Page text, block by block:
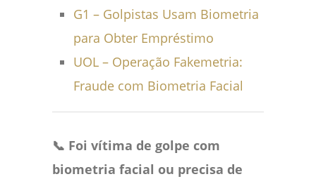
G1 – Golpistas Usam Biometria
para Obter Empréstimo
UOL – Operação Fakemetria:
Fraude com Biometria Facial
📞 Foi vítima de golpe com
biometria facial ou precisa de